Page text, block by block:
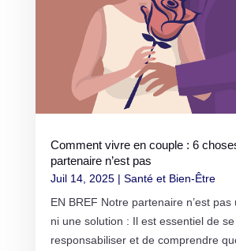
Comment vivre en couple : 6
partenaire n’est pas
Juil 14, 2025| Santé et Bien-Être
EN BREF Notre partenaire n’est
ni une solution : Il est essentiel de se
responsabiliser et de comprendre